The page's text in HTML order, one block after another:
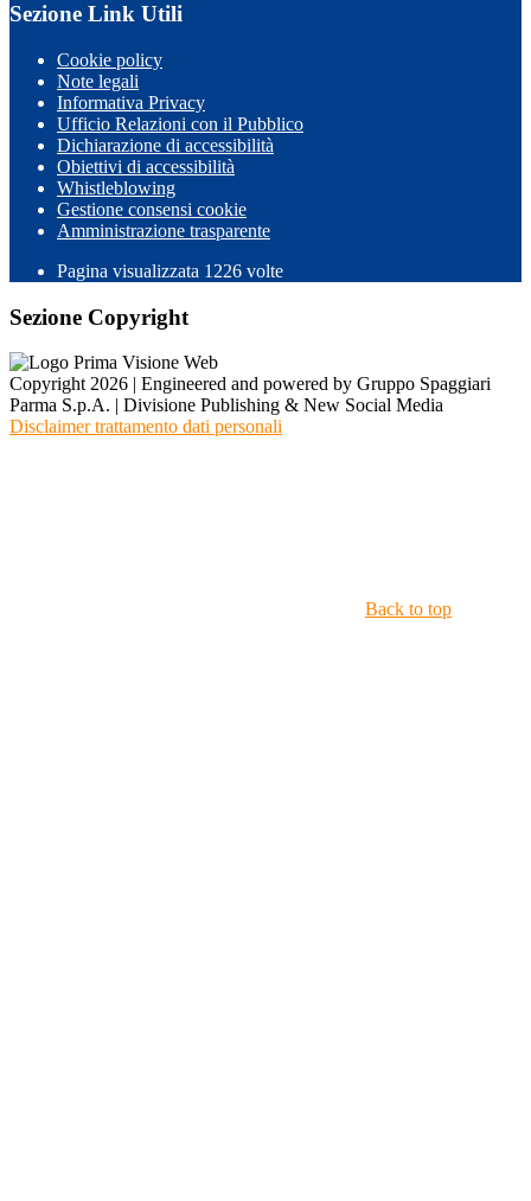
Sezione Link Utili
Cookie policy
Note legali
Informativa Privacy
Ufficio Relazioni con il Pubblico
Dichiarazione di accessibilità
Obiettivi di accessibilità
Whistleblowing
Gestione consensi cookie
Amministrazione trasparente
Pagina visualizzata 1226 volte
Sezione Copyright
Copyright 2026 | Engineered and powered by Gruppo Spaggiari
Parma S.p.A. | Divisione Publishing & New Social Media
Disclaimer trattamento dati personali
Back to top